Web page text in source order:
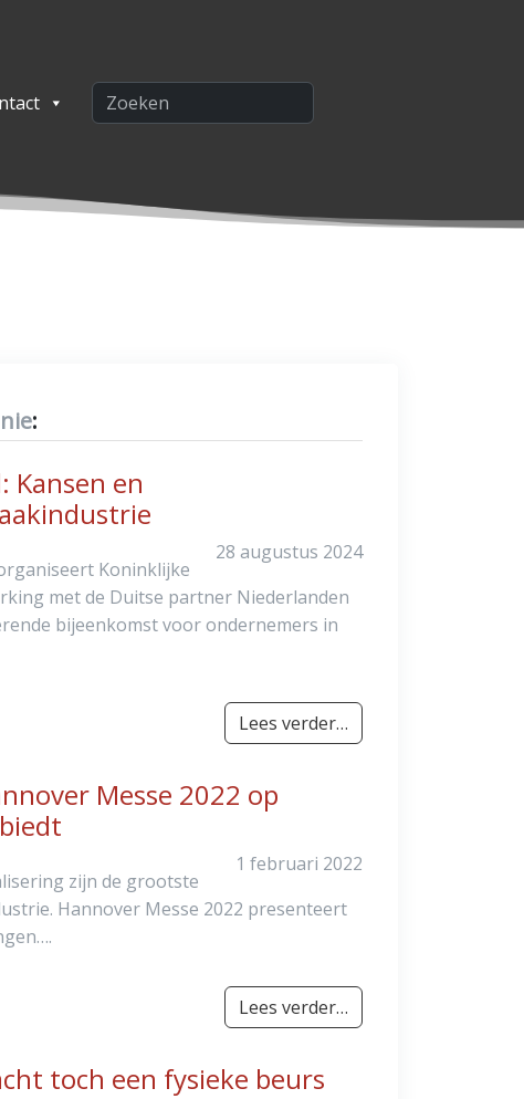
:
Kansen en
28 augustus 2024
Koninklijke
met de Duitse partner Niederlanden
bijeenkomst voor ondernemers in
Lees verder…
Messe 2022 op
1 februari 2022
zijn de grootste
Hannover Messe 2022 presenteert
Lees verder…
toch een fysieke beurs